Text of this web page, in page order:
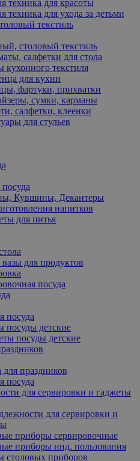
техника для красоты
техника для ухода за детьми
текстиль
столовый текстиль
салфетки для стола
кухонного текстиля
для кухни
фартуки, прихватки
сумки, карманы
салфетки, клеенки
для стульев
Кувшины, Декантеры
напитков
для питья
для продуктов
посуда
посуда
посуды детские
посуды детские
для праздников
посуда
для сервировки и гаджеты
для сервировки и
приборы сервировочные
приборы инд. пользования
столовых приборов